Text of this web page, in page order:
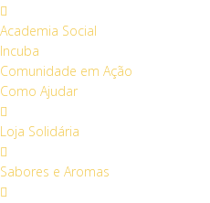
Academia Social
Incuba
Comunidade em Ação
Como Ajudar
Loja Solidária
Sabores e Aromas